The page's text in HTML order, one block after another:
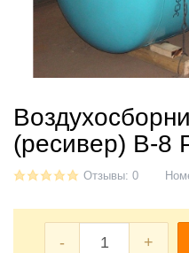
(ресивер) В-8
Отзывы: 0
- +